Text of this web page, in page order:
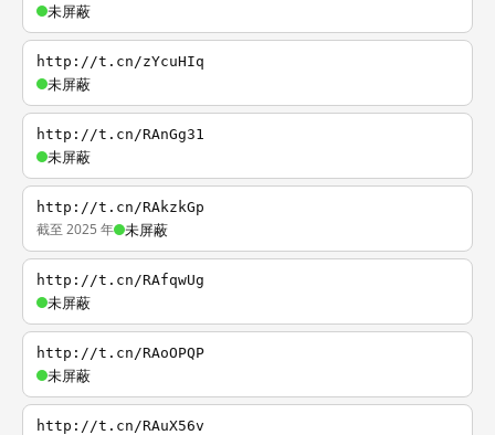
未屏蔽
http://t.cn/zYcuHIq
未屏蔽
http://t.cn/RAnGg31
未屏蔽
http://t.cn/RAkzkGp
截至 2025 年 未屏蔽
http://t.cn/RAfqwUg
未屏蔽
http://t.cn/RAoOPQP
未屏蔽
http://t.cn/RAuX56v